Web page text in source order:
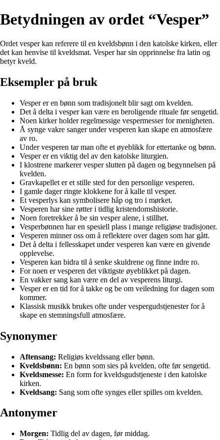
Betydningen av ordet “Vesper”
Ordet vesper kan referere til en kveldsbønn i den katolske kirken, eller
det kan henvise til kveldsmat. Vesper har sin opprinnelse fra latin og
betyr kveld.
Eksempler på bruk
Vesper er en bønn som tradisjonelt blir sagt om kvelden.
Det å delta i vesper kan være en beroligende rituale før sengetid.
Noen kirker holder regelmessige vespermesser for menigheten.
Å synge vakre sanger under vesperen kan skape en atmosfære
av ro.
Under vesperen tar man ofte et øyeblikk for ettertanke og bønn.
Vesper er en viktig del av den katolske liturgien.
I klostrene markerer vesper slutten på dagen og begynnelsen på
kvelden.
Gravkapellet er et stille sted for den personlige vesperen.
I gamle dager ringte klokkene for å kalle til vesper.
Et vesperlys kan symbolisere håp og tro i mørket.
Vesperen har sine røtter i tidlig kristendomshistorie.
Noen foretrekker å be sin vesper alene, i stillhet.
Vesperbønnen har en spesiell plass i mange religiøse tradisjoner.
Vesperen minner oss om å reflektere over dagen som har gått.
Det å delta i fellesskapet under vesperen kan være en givende
opplevelse.
Vesperen kan bidra til å senke skuldrene og finne indre ro.
For noen er vesperen det viktigste øyeblikket på dagen.
En vakker sang kan være en del av vesperens liturgi.
Vesper er en tid for å takke og be om veiledning for dagen som
kommer.
Klassisk musikk brukes ofte under vespergudstjenester for å
skape en stemningsfull atmosfære.
Synonymer
Aftensang: Religiøs kveldssang eller bønn.
Kveldsbønn: En bønn som sies på kvelden, ofte før sengetid.
Kveldsmesse: En form for kveldsgudstjeneste i den katolske
kirken.
Kveldsang: Sang som ofte synges eller spilles om kvelden.
Antonymer
Morgen: Tidlig del av dagen, før middag.